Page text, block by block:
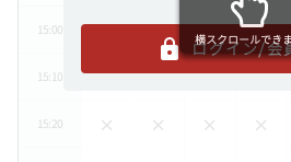
ログイン/会
横スクロールでき
15:00
15:10
15:20